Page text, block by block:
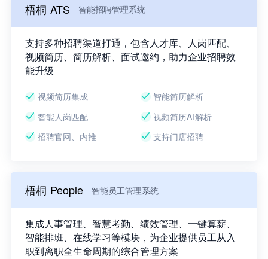
梧桐 ATS 智能招聘管理系统
支持多种招聘渠道打通，包含人才库、人岗匹配、
视频简历、简历解析、面试邀约，助力企业招聘效
能升级
视频简历集成
智能简历解析
智能人岗匹配
视频简历AI解析
招聘官网、内推
支持门店招聘
梧桐 People 智能员工管理系统
集成人事管理、智慧考勤、绩效管理、一键算薪、
智能排班、在线学习等模块，为企业提供员工从入
职到离职全生命周期的综合管理方案